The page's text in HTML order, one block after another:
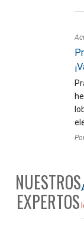
NUESTROS
EXPERTOS